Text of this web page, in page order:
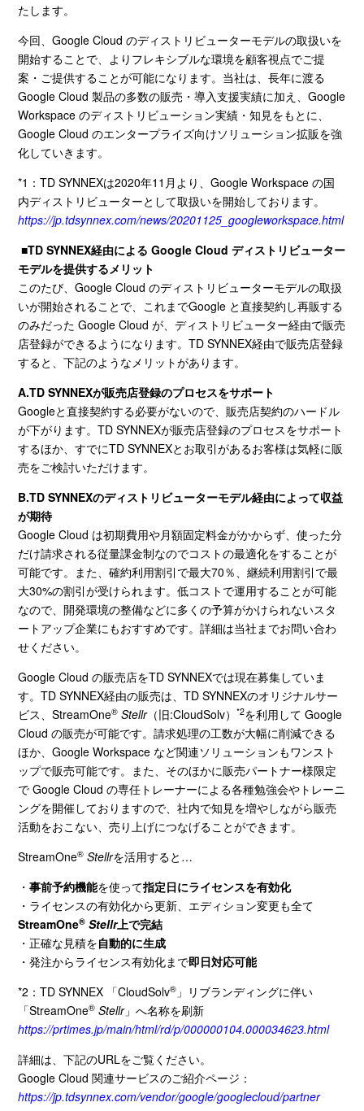
たします。
今回、Google Cloudのディストリビューターモデルの取扱いを
開始することで、よりフレキシブルな環境を顧客視点でご提
案・ご提供することが可能になります。当社は、長年に渡る
Google Cloud製品の多数の販売・導入支援実績に加え、Google
Workspaceのディストリビューション実績・知見をもとに、
Google Cloudのエンタープライズ向けソリューション拡販を強
化していきます。
*1：TD SYNNEXは2020年11 月より、Google Workspace の国
内ディストリビューターとして取扱いを開始しております。
https://jp.tdsynnex.com/news/20201125_googleworkspace.html
■TD SYNNEX経由によるGoogle Cloudディストリビューター
モデルを提供するメリット
このたび、Google Cloudのディストリビューターモデルの取扱
いが開始されることで、これまでGoogle と直接契約し再販する
のみだったGoogle Cloudが、ディストリビューター経由で販売
店登録ができるようになります。TD SYNNEX経由で販売店登録
すると、下記のようなメリットがあります。
A.TD SYNNEXが販売店登録のプロセスをサポート
Googleと直接契約する必要がないので、販売店契約のハードル
が下がります。TD SYNNEXが販売店登録のプロセスをサポート
するほか、すでにTD SYNNEXとお取引があるお客様は気軽に販
売をご検討いただけます。
B.TD SYNNEXのディストリビューターモデル経由によって収益
が期待
Google Cloud は初期費用や月額固定料金がかからず、使った分
だけ請求される従量課金制なのでコストの最適化をすることが
可能です。また、確約利用割引で最大70％、継続利用割引で最
大30%の割引が受けられます。低コストで運用することが可能
なので、開発環境の整備などに多くの予算がかけられないスタ
ートアップ企業にもおすすめです。詳細は当社までお問い合わ
せください。
Google Cloud の販売店をTD SYNNEXでは現在募集していま
す。TD SYNNEX経由の販売は、TD SYNNEXのオリジナルサー
ビス、StreamOne® Stellr（旧:CloudSolv）*2を利用してGoogle
Cloudの販売が可能です。請求処理の工数が大幅に削減できる
ほか、Google Workspace など関連ソリューションもワンスト
ップで販売可能です。また、そのほかに販売パートナー様限定
でGoogle Cloudの専任トレーナーによる各種勉強会やトレーニ
ングを開催しておりますので、社内で知見を増やしながら販売
活動をおこない、売り上げにつなげることができます。
StreamOne® Stellrを活用すると …
・事前予約機能を使って指定日にライセンスを有効化
・ライセンスの有効化から更新、エディション変更も全て
StreamOne® Stellr上で完結
・正確な見積を自動的に生成
・発注からライセンス有効化まで即日対応可能
*2：TD SYNNEX 「CloudSolv® 」リブランディングに伴い
「StreamOne® Stellr」へ名称を刷新
https://prtimes.jp/main/html/rd/p/000000104.000034623.html
詳細は、下記のURLをご覧ください。
Google Cloud 関連サービスのご紹介ページ：
https://jp.tdsynnex.com/vendor/google/googlecloud/partner